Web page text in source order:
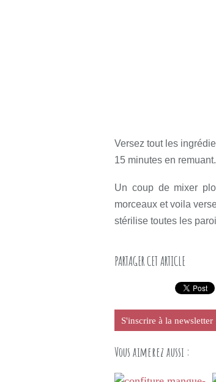
Versez tout les
15 minutes en remuant.
Un coup de mixer
morceaux et voila
stérilise toutes les
PARTAGER CET ARTICLE
S'inscrire à la newsletter
Vous aimerez aussi :